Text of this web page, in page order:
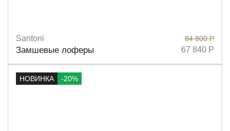
Размеры 36,5
Santoni
Замшевые лоферы
84 800 Р
67 840 Р
НОВИНКА -20%